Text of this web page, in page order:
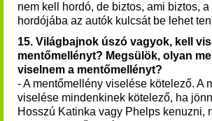
nem kell hordó, de biztos, ami biztos,
hordójába az autók kulcsát be lehet
15. Világbajnok úszó vagyok, kell
mentőmellényt? Megsülök, olyan
viselnem a mentőmellényt?
- A mentőmellény viselése kötelező. A
viselése mindenkinek kötelező, ha
Hosszú Katinka vagy Phelps kenuzni,